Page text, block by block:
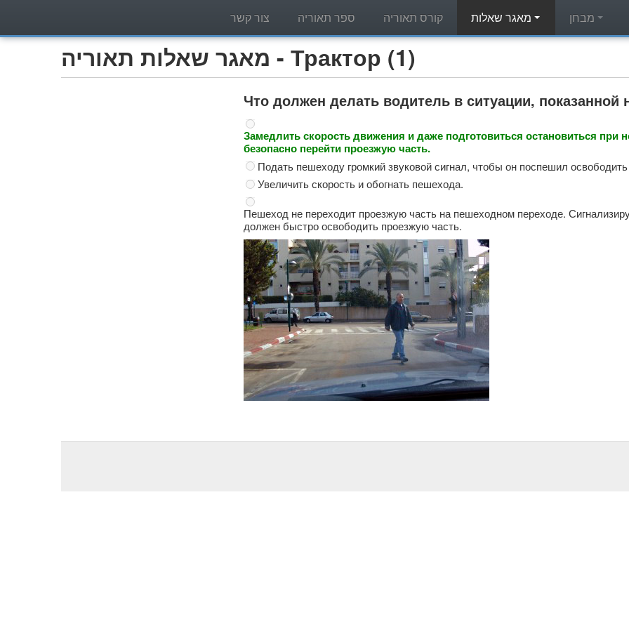
קורס תאוריה ספר תאוריה צור קשר
מאגר שאלות תאוריה - Трактор (1)
Что должен делать водитель в ситуации, показанной
Замедлить скорость движения и даже подготовиться остановиться
безопасно перейти проезжую часть.
Подать пешеходу громкий звуковой сигнал, чтобы он поспешил
Увеличить скорость и обогнать пешехода.
Пешеход не переходит проезжую часть на пешеходном переходе.
должен быстро освободить проезжую часть.